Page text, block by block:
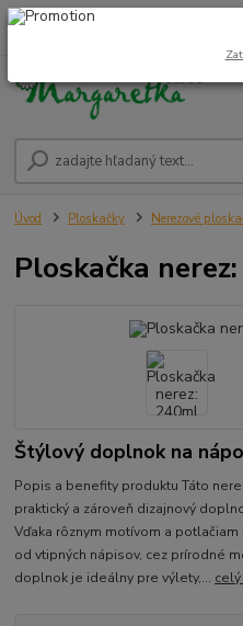
0948 236 042
Úvod Ploskačky Nerezové
Ploskačka
Štýlový doplnok na
Popis a benefity produktu Táto
praktický a zároveň dizajnový
Vďaka rôznym motívom a
od vtipných nápisov, cez prírodné
doplnok je ideálny pre výlety,...